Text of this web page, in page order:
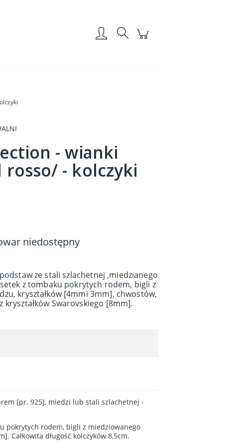
- wianki
- kolczyki
niedostępny
ze stali szlachetnej ,miedzianego
z tombaku pokrytych rodem, bigli z
kryształków [4mmi 3mm], chwostów,
Swarovskiego [8mm].
[pr. 925], miedzi lub stali szlachetnej -
pokrytych rodem, bigli z miedziowanego
Całkowita długość kolczyków 8,5cm.